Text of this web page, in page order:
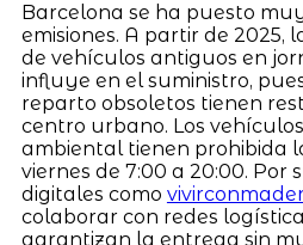
Barcelona se ha puesto
emisiones. A partir de 2025,
de vehículos antiguos en
influye en el suministro,
reparto obsoletos tienen
centro urbano. Los
ambiental tienen prohibida
viernes de 7:00 a 20:00. Por
digitales como
colaborar con redes
garantizan la entrega sin